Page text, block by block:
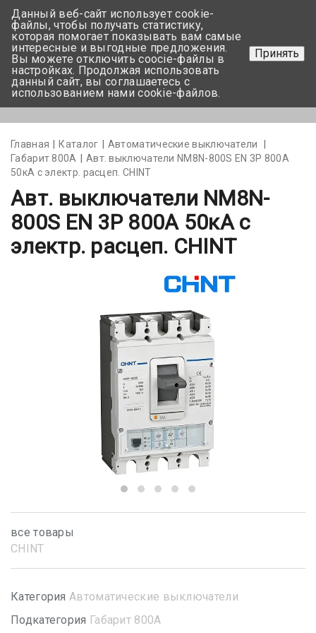
+375 17-350-99-56
+375 44-752-82-08
Задать вопрос
Главная Каталог
Автоматические выключатели
Габарит 800А
Авт. выключатели NM8N-800S EN 3Р 800А
50кА с электр. расцеп. CHINT
Авт. выключатели NM8N-
800S EN 3Р 800А 50кА с
электр. расцеп. CHINT
все товары
CHINT
Категория Автоматические выключатели
Подкатегория Габарит 800А
Данный веб-сайт использует cookie-
файлы, чтобы получать статистику,
которая помогает показывать вам самые
интересные и выгодные предложения.
Вы можете отключить coocie-файлы в
настройках. Продолжая использовать
данный сайт, вы соглашаетесь с
использованием нами cookie-файлов.
Принять